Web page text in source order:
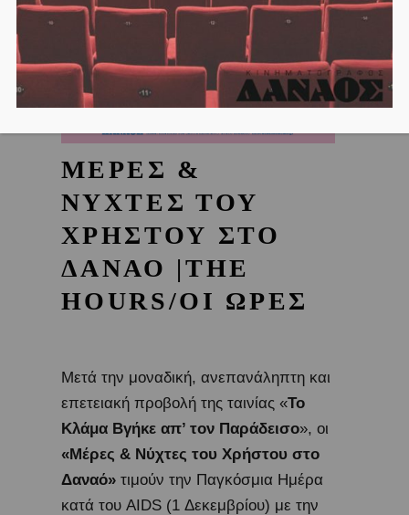
ΜΕΡΕΣ &
ΝΥΧΤΕΣ ΤΟΥ
ΧΡΗΣΤΟΥ ΣΤΟ
ΔΑΝΑΟ |THE
HOURS/ΟΙ ΩΡΕΣ
Μετά την μοναδική, ανεπανάληπτη και
επετειακή προβολή της ταινίας «Το
Κλάμα Βγήκε απ’ τον Παράδεισο», οι
«Μέρες & Νύχτες του Χρήστου στο
Δαναό» τιμούν την Παγκόσμια Ημέρα
κατά του AIDS (1 Δεκεμβρίου) με την